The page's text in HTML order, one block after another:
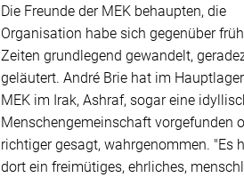
Die Freunde der MEK behaupten, die
Organisation habe sich gegenüber
Zeiten grundlegend gewandelt,
geläutert. André Brie hat im
MEK im Irak, Ashraf, sogar eine
Menschengemeinschaft vorgefunden
richtiger gesagt, wahrgenommen. "Es
dort ein freimütiges, ehrliches,